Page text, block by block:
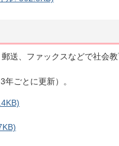
送、ファックスなどで社会
ごとに更新）。